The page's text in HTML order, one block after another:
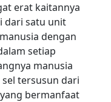
erat kaitannya
dari satu unit
dengan
setiap
manusia
tersusun dari
bermanfaat